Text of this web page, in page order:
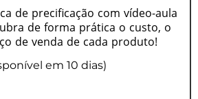
de precificação com vídeo-aula
de forma prática o custo, o
de venda de cada produto!
em 10 dias)